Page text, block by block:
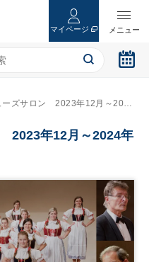
マイページ
ロン 2023年12月～2024年3月開催
年12月～2024年